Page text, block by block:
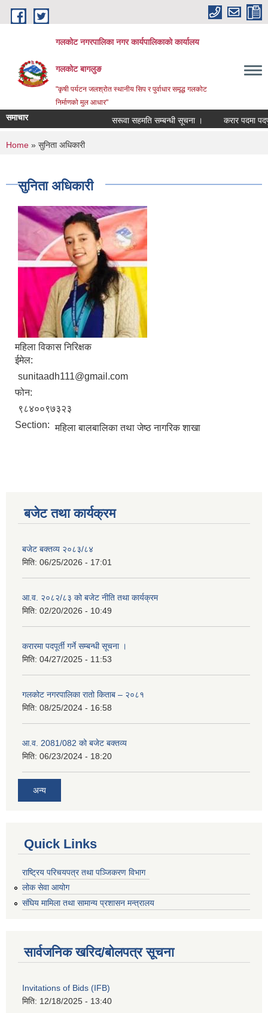
Skip to main content
गलकोट नगरपालिका नगर कार्यपालिकाको कार्यालय
गलकोट बागलुङ
"कृषी पर्यटन जलश्रोत स्थानीय सिप र पुर्वाधार समृद्ध गलकोट
निर्माणको मुल आधार"
समाचार सरूवा सहमति सम्बन्धी सूचना । करार पदमा
You are here
Home » सुनिता अधिकारी
सुनिता अधिकारी
महिला विकास निरिक्षक
ईमेल:
sunitaadh111@gmail.com
फोन:
९८४००९७३२३
Section: महिला बालबालिका तथा जेष्ठ नागरिक शाखा
बजेट तथा कार्यक्रम
बजेट बक्तव्य २०८३/८४
मिति: 06/25/2026 - 17:01
आ.व. २०८२/८३ को बजेट नीति तथा कार्यक्रम
मिति: 02/20/2026 - 10:49
करारमा पदपूर्ती गर्ने सम्बन्धी सूचना ।
मिति: 04/27/2025 - 11:53
गलकोट नगरपालिका रातो किताब – २०८१
मिति: 08/25/2024 - 16:58
आ.व. 2081/082 को बजेट बक्तव्य
मिति: 06/23/2024 - 18:20
अन्य
Quick Links
राष्ट्रिय परिचयपत्र तथा पञ्जिकरण विभाग
लोक सेवा आयोग
संघिय मामिला तथा सामान्य प्रशासन मन्त्रालय
सार्वजनिक खरिद/बोलपत्र सूचना
Invitations of Bids (IFB)
मिति: 12/18/2025 - 13:40